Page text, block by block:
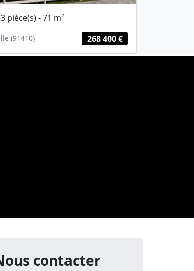
pièce(s) - 71 m²
(91410) 268 400 €
contacter